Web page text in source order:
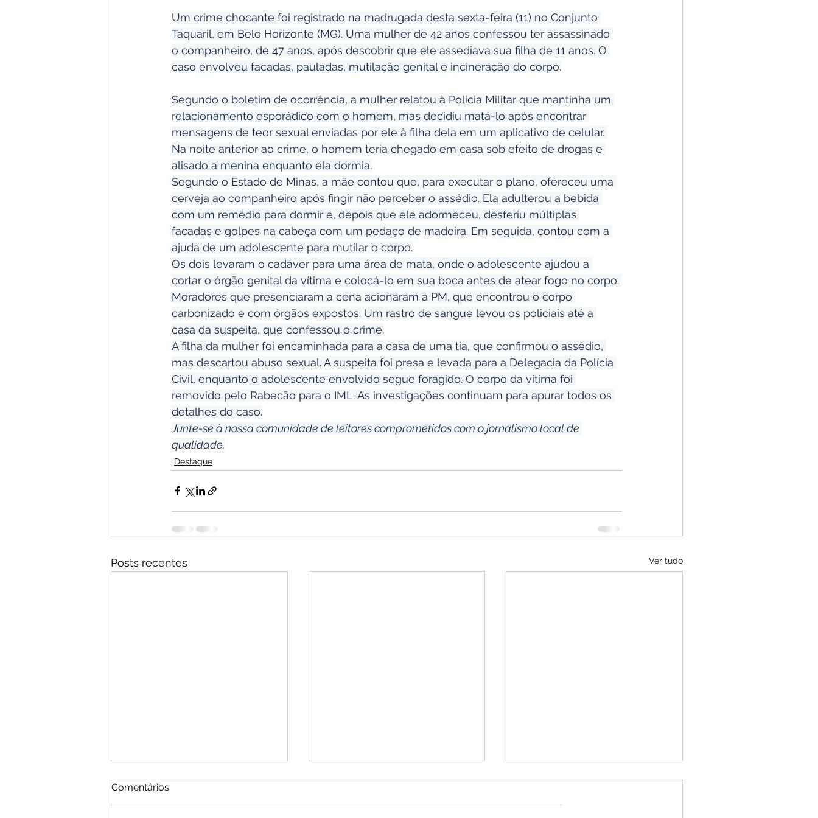
Um crime chocante foi registrado na madrugada desta sexta-feira (11) no Conjunto
Taquaril, em Belo Horizonte (MG). Uma mulher de 42 anos confessou ter assassinado
o companheiro, de 47 anos, após descobrir que ele assediava sua filha de 11 anos. O
caso envolveu facadas, pauladas, mutilação genital e incineração do corpo.
Segundo o boletim de ocorrência, a mulher relatou à Polícia Militar que mantinha um
relacionamento esporádico com o homem, mas decidiu matá-lo após encontrar
mensagens de teor sexual enviadas por ele à filha dela em um aplicativo de celular.
Na noite anterior ao crime, o homem teria chegado em casa sob efeito de drogas e
alisado a menina enquanto ela dormia.
Segundo o Estado de Minas, a mãe contou que, para executar o plano, ofereceu uma
cerveja ao companheiro após fingir não perceber o assédio. Ela adulterou a bebida
com um remédio para dormir e, depois que ele adormeceu, desferiu múltiplas
facadas e golpes na cabeça com um pedaço de madeira. Em seguida, contou com a
ajuda de um adolescente para mutilar o corpo.
Os dois levaram o cadáver para uma área de mata, onde o adolescente ajudou a
cortar o órgão genital da vítima e colocá-lo em sua boca antes de atear fogo no corpo.
Moradores que presenciaram a cena acionaram a PM, que encontrou o corpo
carbonizado e com órgãos expostos. Um rastro de sangue levou os policiais até a
casa da suspeita, que confessou o crime.
A filha da mulher foi encaminhada para a casa de uma tia, que confirmou o assédio,
mas descartou abuso sexual. A suspeita foi presa e levada para a Delegacia da Polícia
Civil, enquanto o adolescente envolvido segue foragido. O corpo da vítima foi
removido pelo Rabecão para o IML. As investigações continuam para apurar todos os
detalhes do caso.
Junte-se à nossa comunidade de leitores comprometidos com o jornalismo local de
qualidade.
Destaque
Posts recentes Ver tudo
Comentários